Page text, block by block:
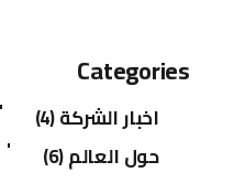
Categories
اخبار الشركة (4)
حول العالم (6)